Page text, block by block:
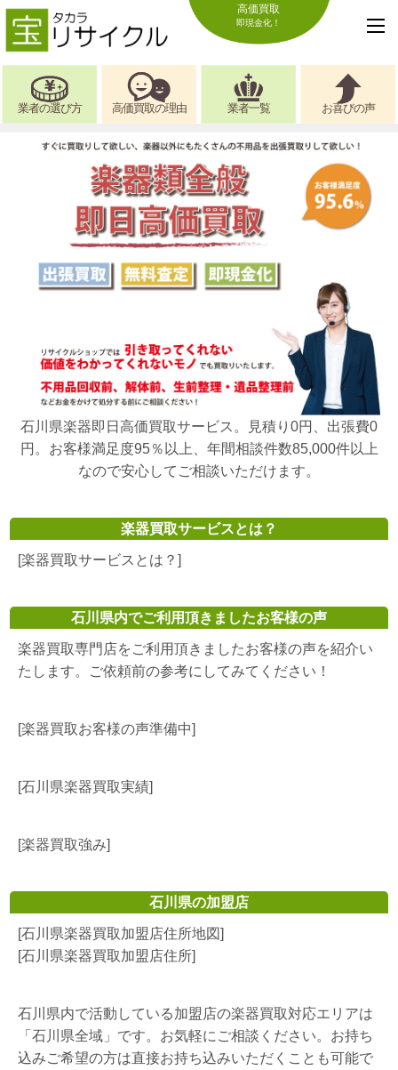
高価買取
即現金化！
業者の選び方 高価買取の理由 業者一覧 お喜びの声
石川県楽器即日高価買取サービス。見積り0円、出張費0
円。お客様満足度95％以上、年間相談件数85,000件以上
なので安心してご相談いただけます。
楽器買取サービスとは？
[楽器買取サービスとは？]
石川県内でご利用頂きましたお客様の声
楽器買取専門店をご利用頂きましたお客様の声を紹介い
たします。ご依頼前の参考にしてみてください！
[楽器買取お客様の声準備中]
[石川県楽器買取実績]
[楽器買取強み]
石川県の加盟店
[石川県楽器買取加盟店住所地図]
[石川県楽器買取加盟店住所]
石川県内で活動している加盟店の楽器買取対応エリアは
「石川県全域」です。お気軽にご相談ください。お持ち
込みご希望の方は直接お持ち込みいただくことも可能で